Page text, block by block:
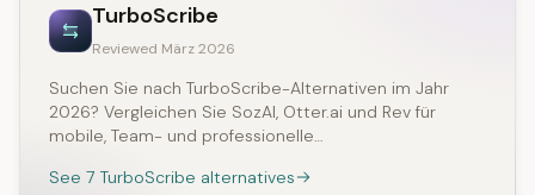
TurboScribe
Reviewed März 2026
Suchen Sie nach TurboScribe-Alternativen im Jahr
2026? Vergleichen Sie SozAI, Otter.ai und Rev für
mobile, Team- und professionelle…
See 7 TurboScribe alternatives